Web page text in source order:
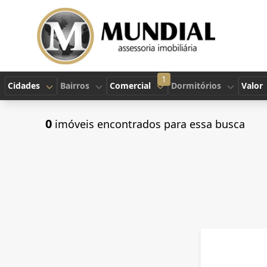
Cidades Bairros
1
Comercial Dormitórios Valor
0 imóveis encontrados para essa busca